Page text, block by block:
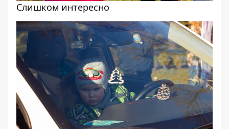
Слишком интересно